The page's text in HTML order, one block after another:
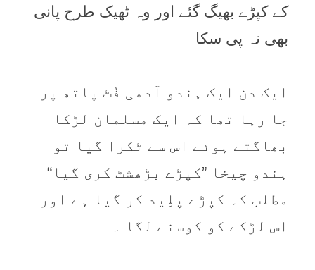
کے کپڑے بھیگ گئے اور وہ ٹھیک طرح پانی
بھی نہ پی سکا
ایک دن ایک ہندو آدمی فُٹ پاتھ پر
جا رہا تھا کہ ایک مسلمان لڑکا
بھاگتے ہوئے اس سے ٹکرا گیا تو
ہندو چیخا ”کپڑے بڑھشٹ کری گیا“
مطلب کہ کپڑے پلِید کر گیا ہے اور
اس لڑکے کو کوسنے لگا ۔